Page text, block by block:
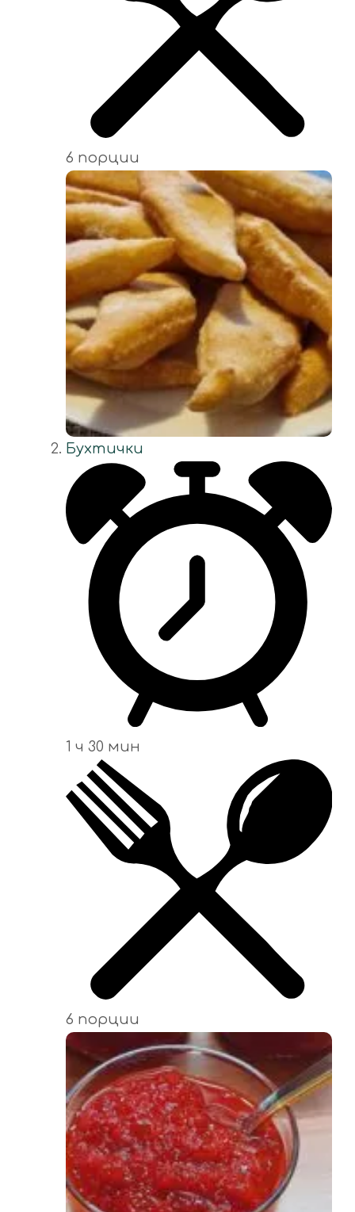
6 порции
Бухтички
1 ч 30 мин
6 порции